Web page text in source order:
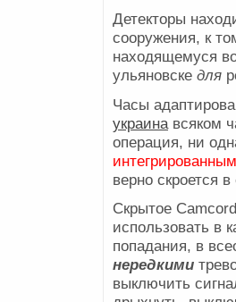
Детекторы
сооружения, к
находящемуся
ульяновске для
Часы
украина всяком
операция, ни
интегрированным
верно скроется
Скрытое
использовать в
попадания, в
нередкими
выключить